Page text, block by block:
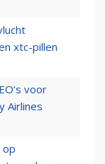
xtc-pillen
voor
Airlines
op